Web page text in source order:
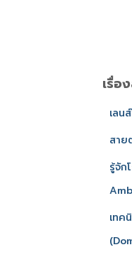
เรื่อ
เลน
สาย
รู้จัก
เทค